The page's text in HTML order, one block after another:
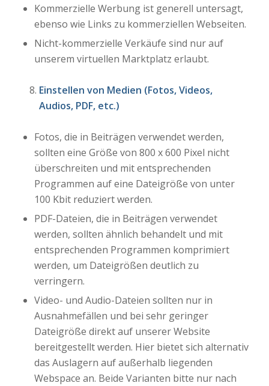
Kommerzielle Werbung ist generell untersagt,
ebenso wie Links zu kommerziellen Webseiten.
Nicht-kommerzielle Verkäufe sind nur auf
unserem virtuellen Marktplatz erlaubt.
Einstellen von Medien (Fotos, Videos,
Audios, PDF, etc.)
Fotos, die in Beiträgen verwendet werden,
sollten eine Größe von 800 x 600 Pixel nicht
überschreiten und mit entsprechenden
Programmen auf eine Dateigröße von unter
100 Kbit reduziert werden.
PDF-Dateien, die in Beiträgen verwendet
werden, sollten ähnlich behandelt und mit
entsprechenden Programmen komprimiert
werden, um Dateigrößen deutlich zu
verringern.
Video- und Audio-Dateien sollten nur in
Ausnahmefällen und bei sehr geringer
Dateigröße direkt auf unserer Website
bereitgestellt werden. Hier bietet sich alternativ
das Auslagern auf außerhalb liegenden
Webspace an. Beide Varianten bitte nur nach